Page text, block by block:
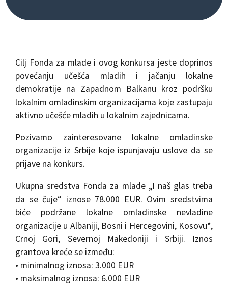
Cilj Fonda za mlade i ovog konkursa jeste doprinos
povećanju učešća mladih i jačanju lokalne
demokratije na Zapadnom Balkanu kroz podršku
lokalnim omladinskim organizacijama koje zastupaju
aktivno učešće mladih u lokalnim zajednicama.
Pozivamo zainteresovane lokalne omladinske
organizacije iz Srbije koje ispunjavaju uslove da se
prijave na konkurs.
Ukupna sredstva Fonda za mlade „I naš glas treba
da se čuje“ iznose 78.000 EUR. Ovim sredstvima
biće podržane lokalne omladinske nevladine
organizacije u Albaniji, Bosni i Hercegovini, Kosovu*,
Crnoj Gori, Severnoj Makedoniji i Srbiji. Iznos
grantova kreće se između:
• minimalnog iznosa: 3.000 EUR
• maksimalnog iznosa: 6.000 EUR